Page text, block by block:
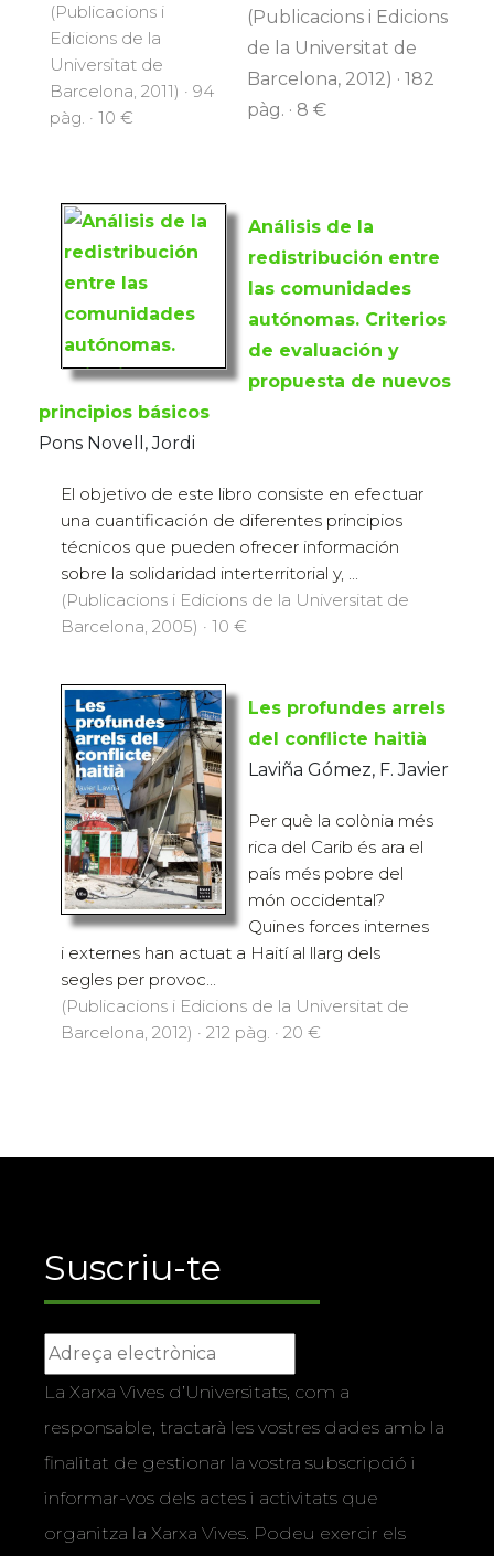
(Publicacions i
Edicions de la
Universitat de
Barcelona, 2011) · 94
pàg. · 10 €
(Publicacions i Edicions
de la Universitat de
Barcelona, 2012) · 182
pàg. · 8 €
Análisis de la
redistribución entre
las comunidades
autónomas. Criterios
de evaluación y
propuesta de nuevos
principios básicos
Pons Novell, Jordi
El objetivo de este libro consiste en efectuar
una cuantificación de diferentes principios
técnicos que pueden ofrecer información
sobre la solidaridad interterritorial y, ...
(Publicacions i Edicions de la Universitat de
Barcelona, 2005) · 10 €
Les profundes arrels
del conflicte haitià
Laviña Gómez, F. Javier
Per què la colònia més
rica del Carib és ara el
país més pobre del
món occidental?
Quines forces internes
i externes han actuat a Haití al llarg dels
segles per provoc...
(Publicacions i Edicions de la Universitat de
Barcelona, 2012) · 212 pàg. · 20 €
Suscriu-te
La Xarxa Vives d’Universitats, com a
responsable, tractarà les vostres dades amb la
finalitat de gestionar la vostra subscripció i
informar-vos dels actes i activitats que
organitza la Xarxa Vives. Podeu exercir els